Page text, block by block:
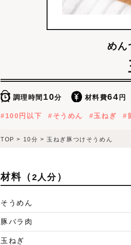
めん
調理時間 10分 材料費64 円
100円以下 そうめん 玉ねぎ
TOP > 10分 > 玉ねぎ豚つけそうめん
材料（ 2人分 ）
そうめん
豚バラ肉
玉ねぎ